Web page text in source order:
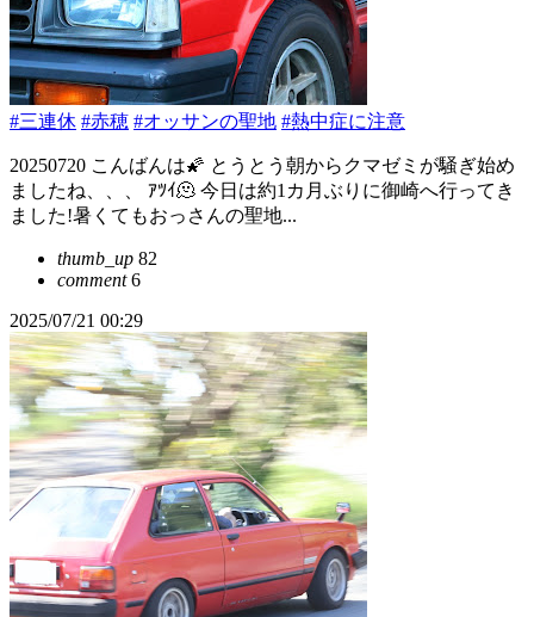
#三連休 #赤穂 #オッサンの聖地 #熱中症に注意
20250720 こんばんは🌠 とうとう朝からクマゼミが騒ぎ始め
ましたね、、、 ｱﾂｲ🫠 今日は約1カ月ぶりに御崎へ行ってき
ました!暑くてもおっさんの聖地...
thumb_up 82
comment6
2025/07/21 00:29